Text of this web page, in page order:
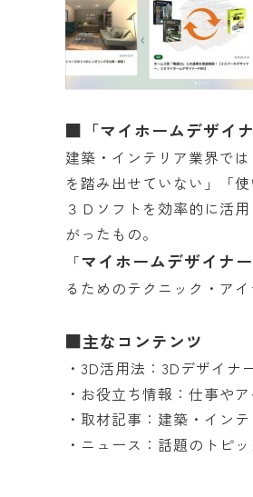
■「マイホームデザイ
建築・インテリア業界で
を踏み出せていない」「
３Ｄソフトを効率的に活
がったもの。
「マイホームデザイナ
るためのテクニック・ア
■主なコンテンツ
・3D活用法：3Dデザイナ
・お役立ち情報：仕事や
・取材記事：建築・イン
・ニュース：話題のトピ